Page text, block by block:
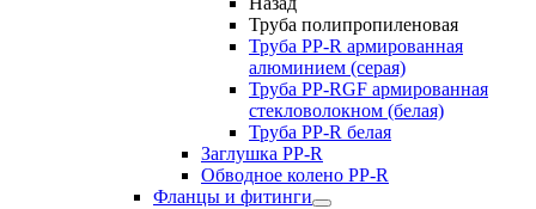
Труба полипропиленовая
Труба PP-R армированная
алюминием (серая)
Труба PP-RGF армированная
стекловолокном (белая)
Труба РР-R белая
Заглушка PP-R
Обводное колено PP-R
Фланцы и фитинги